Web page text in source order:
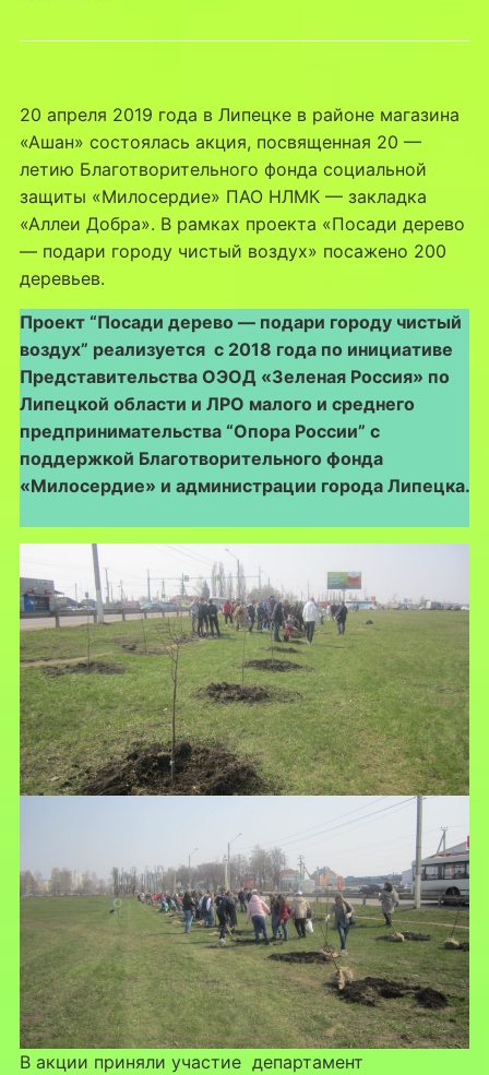
20 апреля 2019 года в Липецке в районе магазина
«Ашан» состоялась акция, посвященная 20 —
летию Благотворительного фонда социальной
защиты «Милосердие» ПАО НЛМК — закладка
«Аллеи Добра». В рамках проекта «Посади дерево
— подари городу чистый воздух» посажено 200
деревьев.
Проект “Посади дерево — подари городу чистый
воздух” реализуется с 2018 года по инициативе
Представительства ОЭОД «Зеленая Россия» по
Липецкой области и ЛРО малого и среднего
предпринимательства “Опора России” с
поддержкой Благотворительного фонда
«Милосердие» и администрации города Липецка.
В акции приняли участие департамент